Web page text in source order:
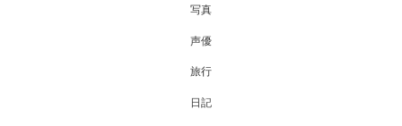
写真
声優
旅行
日記